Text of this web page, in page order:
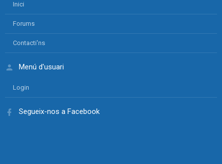
Inici
Forums
Contacti'ns
Menú d'usuari
Login
Segueix-nos a Facebook